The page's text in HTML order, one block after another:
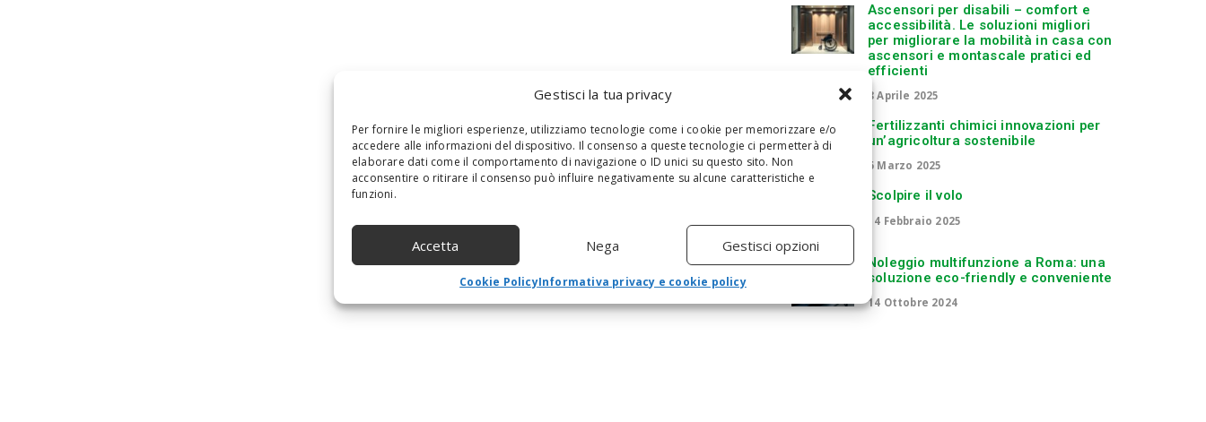
Gestisci la tua privacy
Per fornire le migliori esperienze, utilizziamo tecnologie come i cookie per memorizzare e/o
accedere alle informazioni del dispositivo. Il consenso a queste tecnologie ci permetterà di
elaborare dati come il comportamento di navigazione o ID unici su questo sito. Non
acconsentire o ritirare il consenso può influire negativamente su alcune caratteristiche e
funzioni.
Accetta Nega Gestisci opzioni
Cookie PolicyInformativa privacy e cookie policy
Ascensori per disabili – comfort e
accessibilità. Le soluzioni migliori
per migliorare la mobilità in casa con
ascensori e montascale pratici ed
efficienti
8 Aprile 2025
Fertilizzanti chimici innovazioni per
un’agricoltura sostenibile
6 Marzo 2025
Scolpire il volo
14 Febbraio 2025
Noleggio multifunzione a Roma: una
soluzione eco-friendly e conveniente
14 Ottobre 2024